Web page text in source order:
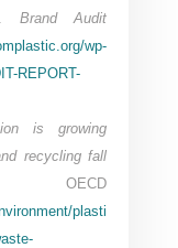
Brand Audit
wp-
REPORT-
is growing
recycling fall
. OECD
plasti